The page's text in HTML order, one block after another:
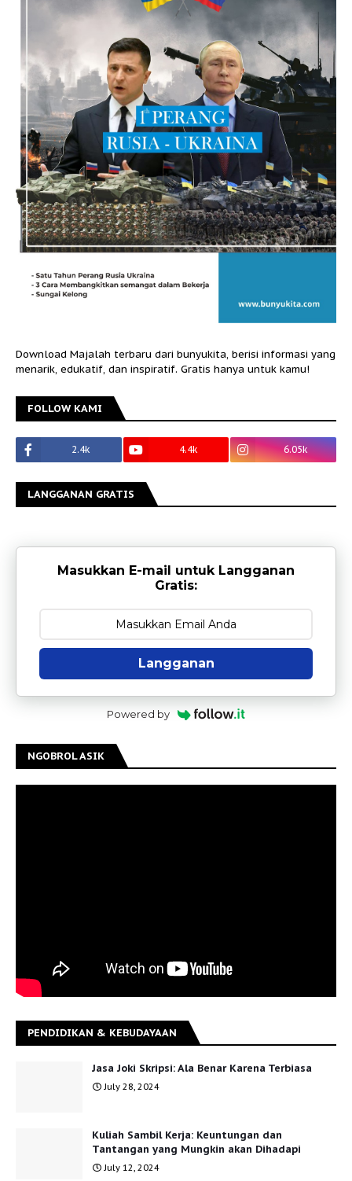
Download Majalah terbaru dari bunyukita, berisi informasi yang
menarik, edukatif, dan inspiratif. Gratis hanya untuk kamu!
FOLLOW KAMI
2.4k 4.4k 6.05k
LANGGANAN GRATIS
Masukkan E-mail untuk Langganan
Gratis:
Langganan
Powered by
NGOBROL ASIK
PENDIDIKAN & KEBUDAYAAN
Jasa Joki Skripsi: Ala Benar Karena Terbiasa
July 28, 2024
Kuliah Sambil Kerja: Keuntungan dan
Tantangan yang Mungkin akan Dihadapi
July 12, 2024